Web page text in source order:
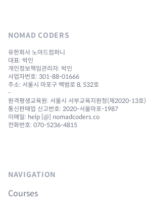
NOMAD CODERS
유한회사 노마드컴퍼니
대표: 박인
개인정보책임관리자: 박인
사업자번호: 301-88-01666
주소: 서울시 마포구 백범로 8, 532호
-
원격평생교육원: 서울시 서부교육지원청(제2020-13호)
통신판매업 신고번호: 2020-서울마포-1987
이메일: help [@] nomadcoders.co
전화번호: 070-5236-4815
NAVIGATION
Courses